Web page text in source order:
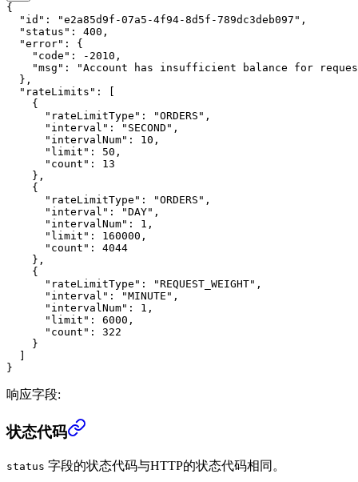
{
  "id"
: "e2a85d9f-07a5-4f94-8d5f-789dc3deb097" ,
  "status"
: 400 ,
  "error"
: {
    "code"
: -2010 ,
    "msg"
:
"Account has insufficient balance for
  },
  "rateLimits"
: [
    {
      "rateLimitType"
: "ORDERS" ,
      "interval"
: "SECOND" ,
      "intervalNum"
: 10 ,
      "limit"
: 50 ,
      "count"
: 13
    },
    {
      "rateLimitType"
: "ORDERS" ,
      "interval"
: "DAY" ,
      "intervalNum"
: 1 ,
      "limit"
: 160000 ,
      "count"
: 4044
    },
    {
      "rateLimitType"
: "REQUEST_WEIGHT" ,
      "interval"
: "MINUTE" ,
      "intervalNum"
: 1 ,
      "limit"
: 6000 ,
      "count"
: 322
    }
  ]
}
响应字段:
状态代码
status 字段的状态代码与HTTP的状态代码相同。